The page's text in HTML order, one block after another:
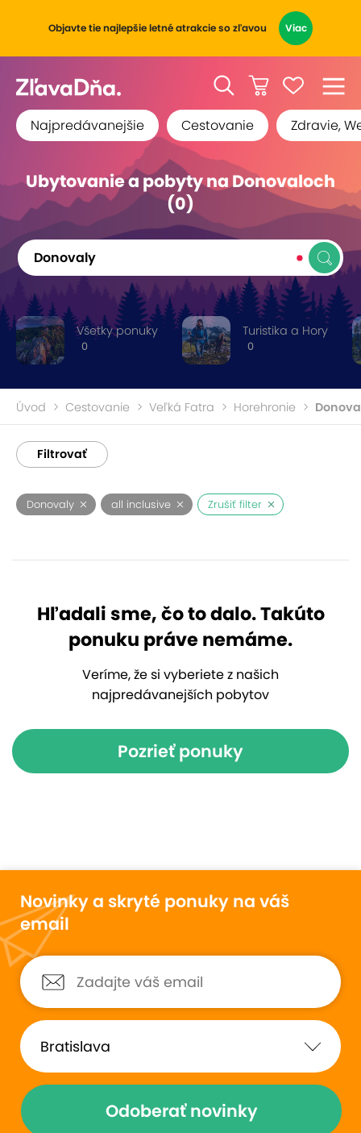
Objavte tie najlepšie letné atrakcie so zľavou Viac
Najpredávanejšie Cestovanie Zdravie,
Ubytovanie a pobyty na Donovaloch
(0)
Donovaly
0
Všetky ponuky
0
Turistika a Hory
Úvod Cestovanie Veľká Fatra Horehronie
Filtrovať
Donovaly all inclusive Zrušiť filter
Hľadali sme, čo to dalo. Takúto
ponuku práve nemáme.
Veríme, že si vyberiete z našich
najpredávanejších pobytov
Pozrieť ponuky
Novinky a skryté ponuky na váš
email
Odoberať novinky